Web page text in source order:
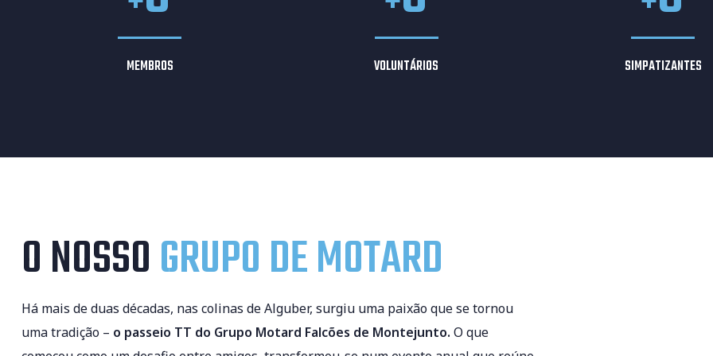
MEMBROS VOLUNTÁRIOS SIMPATIZANTES
O NOSSOGRUPO DE MOTARD
Há mais de duas décadas, nas colinas de Alguber, surgiu uma paixão que se tornou
uma tradição – o passeio TT do Grupo Motard Falcões de Montejunto. O que